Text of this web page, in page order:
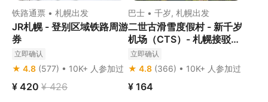
铁路通票 • 札幌出发
JR札幌 - 登别区域铁路周游
券
立即确认
★ 4.8 (577) • 10K+ 人参加过
¥ 420 ¥ 426
巴士 • 千岁, 札幌出发
二世古滑雪度假村 - 新千岁
机场（CTS）- 札幌接驳巴
士
立即确认
★ 4.8 (366) • 10K+ 人参加过
¥ 164